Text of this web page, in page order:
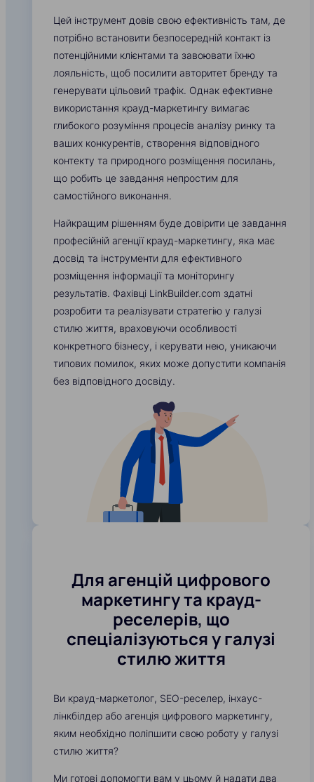
Цей інструмент довів свою ефективність там, де
потрібно встановити безпосередній контакт із
потенційними клієнтами та завоювати їхню
лояльність, щоб посилити авторитет бренду та
генерувати цільовий трафік. Однак ефективне
використання крауд-маркетингу вимагає
глибокого розуміння процесів аналізу ринку та
ваших конкурентів, створення відповідного
контекту та природного розміщення посилань,
що робить це завдання непростим для
самостійного виконання.
Найкращим рішенням буде довірити це завдання
професійній агенції крауд-маркетингу, яка має
досвід та інструменти для ефективного
розміщення інформації та моніторингу
результатів. Фахівці LinkBuilder.com здатні
розробити та реалізувати стратегію у галузі
стилю життя, враховуючи особливості
конкретного бізнесу, і керувати нею, уникаючи
типових помилок, яких може допустити компанія
без відповідного досвіду.
Для агенцій цифрового
маркетингу та крауд-
реселерів, що
спеціалізуються у галузі
стилю життя
Ви крауд-маркетолог, SEO-реселер, інхаус-
лінкбілдер або агенція цифрового маркетингу,
яким необхідно поліпшити свою роботу у галузі
стилю життя?
Ми готові допомогти вам у цьому й надати два